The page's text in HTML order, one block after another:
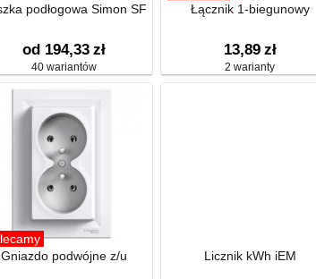
podłogowa Simon SF
od 194,33 zł
40 wariantów
Łącznik 1-biegunowy
13,89 zł
2 warianty
Gniazdo podwójne z/u
Licznik kWh iEM